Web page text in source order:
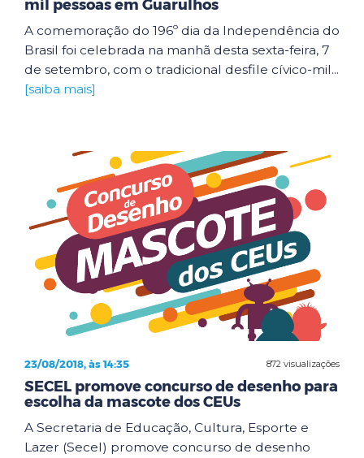
mil pessoas em Guarulhos
A comemoração do 196º dia da Independência do
Brasil foi celebrada na manhã desta sexta-feira, 7
de setembro, com o tradicional desfile cívico-mil...
[saiba mais]
872 visualizações
23/08/2018, às 14:35
SECEL promove concurso de desenho para
escolha da mascote dos CEUs
A Secretaria de Educação, Cultura, Esporte e
Lazer (Secel) promove concurso de desenho